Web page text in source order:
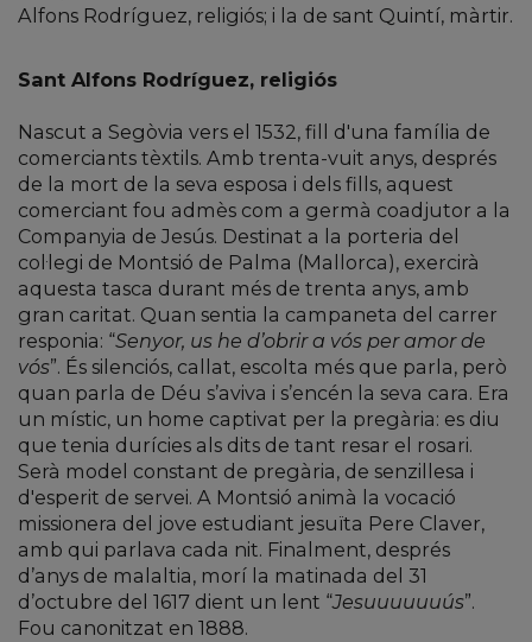
Alfons Rodríguez, religiós; i la de sant Quintí, màrtir.
Sant Alfons Rodríguez, religiós
Nascut a Segòvia vers el 1532, fill d'una família de
comerciants tèxtils. Amb trenta-vuit anys, després
de la mort de la seva esposa i dels fills, aquest
comerciant fou admès com a germà coadjutor a la
Companyia de Jesús. Destinat a la porteria del
col·legi de Montsió de Palma (Mallorca), exercirà
aquesta tasca durant més de trenta anys, amb
gran caritat. Quan sentia la campaneta del carrer
responia: “Senyor, us he d’obrir a vós per amor de
vós”. És silenciós, callat, escolta més que parla, però
quan parla de Déu s’aviva i s’encén la seva cara. Era
un místic, un home captivat per la pregària: es diu
que tenia durícies als dits de tant resar el rosari.
Serà model constant de pregària, de senzillesa i
d'esperit de servei. A Montsió animà la vocació
missionera del jove estudiant jesuïta Pere Claver,
amb qui parlava cada nit. Finalment, després
d’anys de malaltia, morí la matinada del 31
d’octubre del 1617 dient un lent “Jesuuuuuuús”.
Fou canonitzat en 1888.